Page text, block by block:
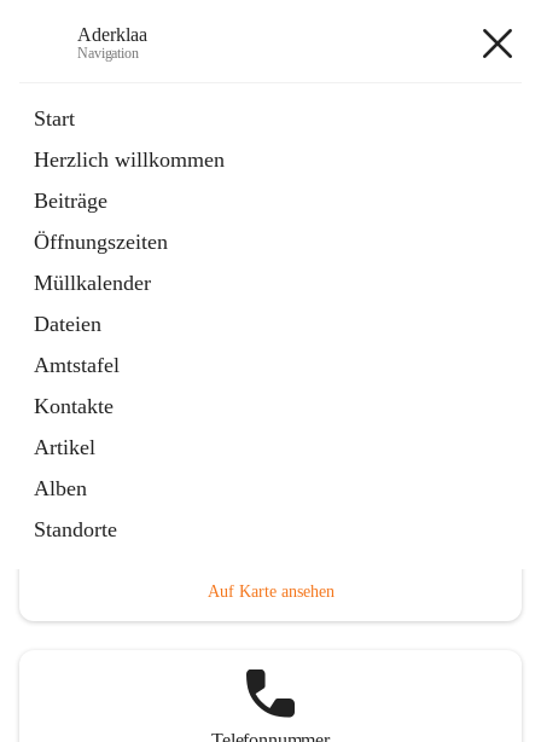
Aderklaa
Navigation
Start
Herzlich willkommen
Beiträge
Öffnungszeiten
Müllkalender
Dateien
Amtstafel
Kontakte
Artikel
Alben
Standorte
6 Schnellzugriffe
Gemeinde
3 Schnellzugriffe
Auf Karte ansehen